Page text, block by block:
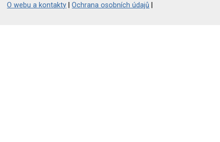
O webu a kontakty |Ochrana osobních údajů